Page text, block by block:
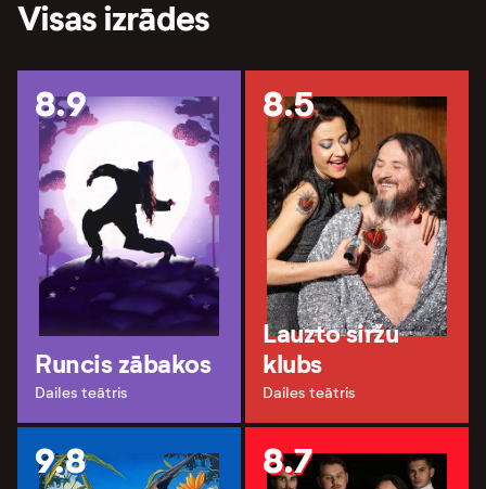
Visas izrādes
8.9
Runcis zābakos
Dailes teātris
8.5
Lauzto siržu
klubs
Dailes teātris
9.8 8.7